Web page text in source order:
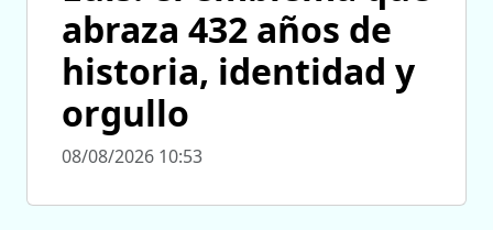
abraza 432 años de
historia, identidad y
orgullo
08/08/2026 10:53